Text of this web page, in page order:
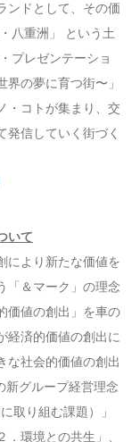
ンドとして、その価
八重洲」 という土
プレゼンテーショ
の夢に育つ街〜」
・コトが集まり、交
発信していく街づく
いて
により新たな価値を
「＆マーク」の理念
価値の創出」を車の
経済的価値の創出に
な社会的価値の創出
新グループ経営理念
取り組む課題）」
環境との共生」、